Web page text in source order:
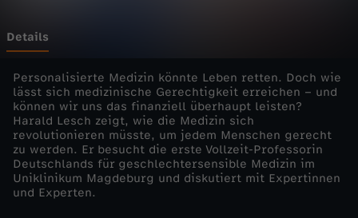
L
e
s
c
h
Details
Personalisierte Medizin könnte Leben retten. Doch wie
lässt sich medizinische Gerechtigkeit erreichen – und
können wir uns das finanziell überhaupt leisten?
Harald Lesch zeigt, wie die Medizin sich
revolutionieren müsste, um jedem Menschen gerecht
zu werden. Er besucht die erste Vollzeit-Professorin
Deutschlands für geschlechtersensible Medizin im
Uniklinikum Magdeburg und diskutiert mit Expertinnen
und Experten.